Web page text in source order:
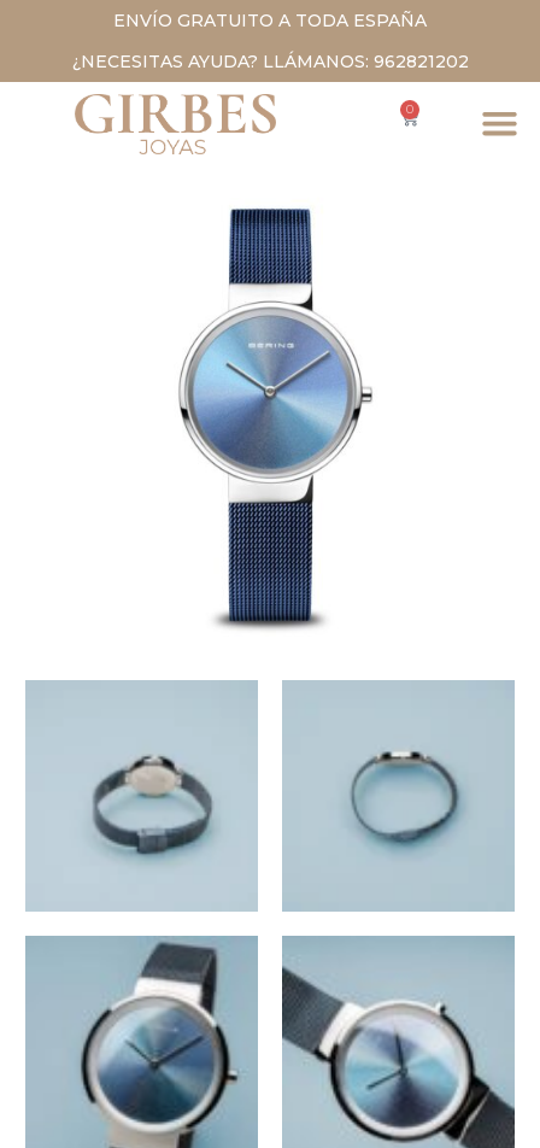
ENVÍO GRATUITO A TODA ESPAÑA
¿NECESITAS AYUDA? LLÁMANOS: 962821202
0